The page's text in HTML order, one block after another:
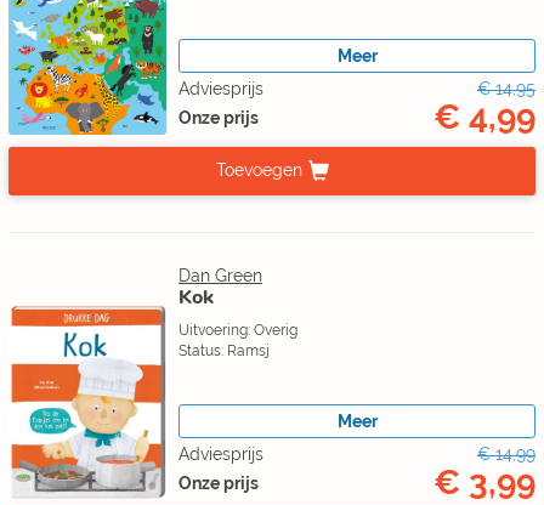
Meer
Adviesprijs
€ 14,95
Onze prijs
€ 4,99
Toevoegen
Dan Green
Kok
Uitvoering: Overig
Status: Ramsj
Meer
Adviesprijs
€ 14,99
Onze prijs
€ 3,99